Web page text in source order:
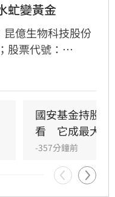
虻變黃金
億生物科技股份
股票代號：
日前正式登錄創
源化再利用。
國安基金持股
看　它成最大功
-357分鐘前